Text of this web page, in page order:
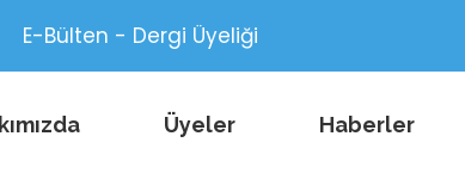
Üyeler Haberler
E-Bülten - Dergi Üyeliği